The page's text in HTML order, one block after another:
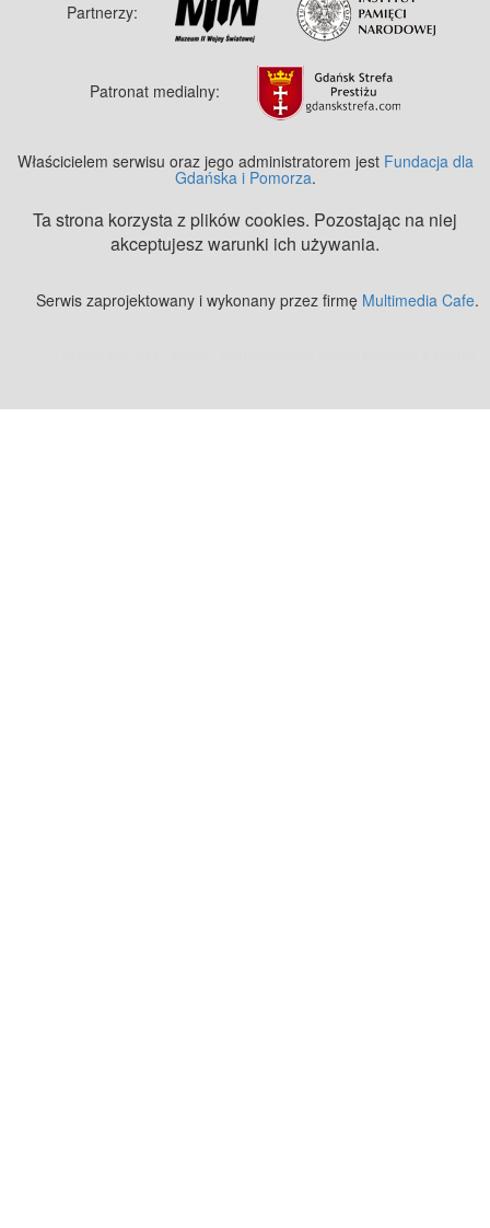
Partnerzy:
Patronat medialny:
Właścicielem serwisu oraz jego administratorem jest Fundacja dla
Gdańska i Pomorza.
Ta strona korzysta z plików cookies. Pozostając na niej
akceptujesz warunki ich używania.
Serwis zaprojektowany i wykonany przez firmę Multimedia Cafe.